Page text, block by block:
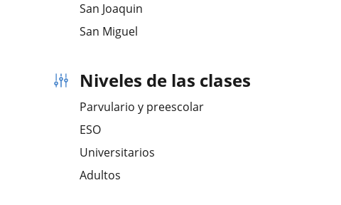
San Joaquin
San Miguel
Niveles de las clases
Parvulario y preescolar
ESO
Universitarios
Adultos